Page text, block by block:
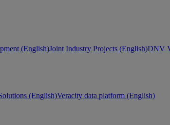
(English)Joint Industry Projects (English)DNV
(English)Veracity data platform (English)